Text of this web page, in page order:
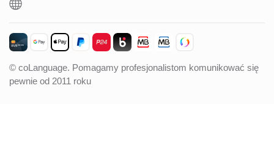
© coLanguage. Pomagamy profesjonalistom komunikować się
pewnie od 2011 roku